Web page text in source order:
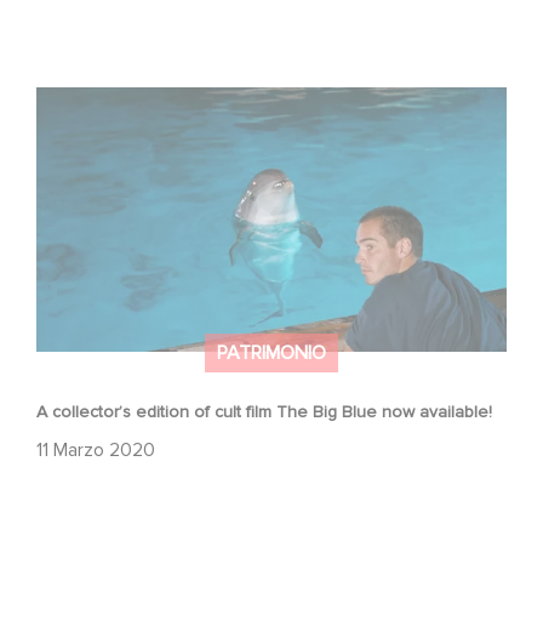
PATRIMONIO
A collector’s edition of cult film The Big Blue now available!
11 Marzo 2020
A collector’s edition of cult film The Big Blue now